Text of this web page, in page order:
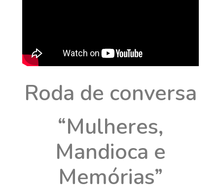
Roda de conversa
“Mulheres,
Mandioca e
Memórias”